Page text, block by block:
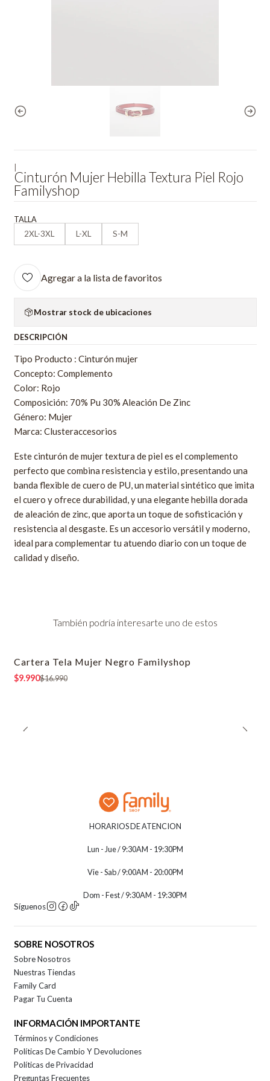
Cinturón Mujer Hebilla Textura Piel Rojo
Familyshop
TALLA
2XL-3XL
L-XL S-M
Agregar a la lista de favoritos
Mostrar stock de ubicaciones
DESCRIPCIÓN
Tipo Producto : Cinturón mujer
Concepto: Complemento
Color: Rojo
Composición: 70% Pu 30% Aleación De Zinc
Género: Mujer
Marca: Clusteraccesorios
Este cinturón de mujer textura de piel es el complemento
perfecto que combina resistencia y estilo, presentando una
banda flexible de cuero de PU, un material sintético que imita
el cuero y ofrece durabilidad, y una elegante hebilla dorada
de aleación de zinc, que aporta un toque de sofisticación y
resistencia al desgaste. Es un accesorio versátil y moderno,
ideal para complementar tu atuendo diario con un toque de
calidad y diseño.
También podría interesarte uno de estos
-41% OFF
Cartera Tela Mujer Negro Familyshop
$9.990$16.990
HORARIOS DE ATENCION
Lun - Jue / 9:30AM - 19:30PM
Vie - Sab / 9:00AM - 20:00PM
Dom - Fest / 9:30AM - 19:30PM
Síguenos
SOBRE NOSOTROS
Sobre Nosotros
Nuestras Tiendas
Family Card
Pagar Tu Cuenta
INFORMACIÓN IMPORTANTE
Términos y Condiciones
Políticas De Cambio Y Devoluciones
Políticas de Privacidad
Preguntas Frecuentes